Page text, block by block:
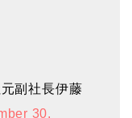
副社長伊藤
30,